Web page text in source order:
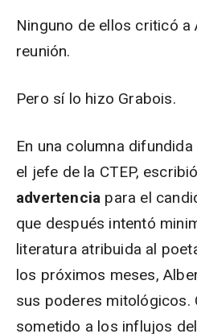
Ninguno de ellos criticó a
reunión.
Pero sí lo hizo Grabois.
En una columna
el jefe de la CTEP, escribió
advertencia para el
que después intentó
literatura atribuida al
los próximos meses,
sus poderes mitológicos.
sometido a los influjos